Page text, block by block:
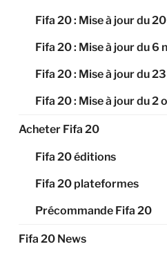
Fifa 20 : Mise à jour du
Fifa 20 : Mise à jour du 6
Fifa 20 : Mise à jour du
Fifa 20 : Mise à jour du 2
Acheter Fifa 20
Fifa 20 éditions
Fifa 20 plateformes
Précommande Fifa 20
Fifa 20 News